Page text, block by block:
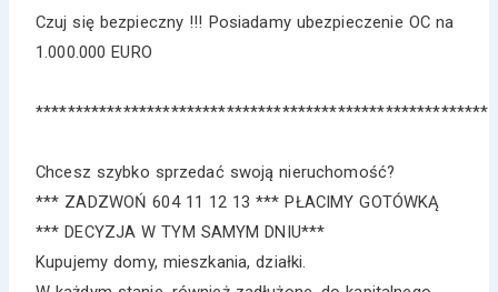
Czuj się bezpieczny !!! Posiadamy ubezpieczenie OC na
1.000.000 EURO
*********************************************************
Chcesz szybko sprzedać swoją nieruchomość?
*** ZADZWOŃ 604 11 12 13 *** PŁACIMY GOTÓWKĄ
*** DECYZJA W TYM SAMYM DNIU***
Kupujemy domy, mieszkania, działki.